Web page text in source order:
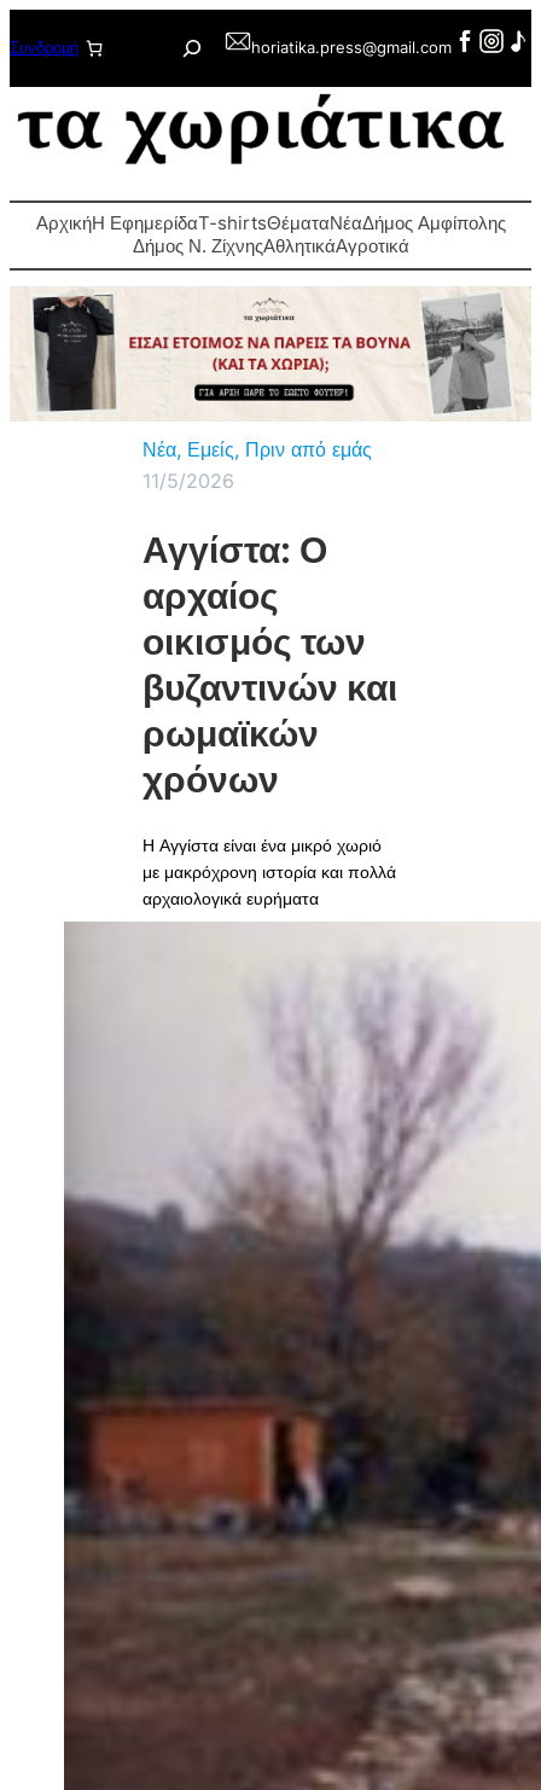
στο
περιεχόμενο
Συνδρομή Αναζήτησηhoriatika.press@gmail.com
ΑρχικήΗ ΕφημερίδαT-shirtsΘέματαΝέαΔήμος Αμφίπολης
Δήμος Ν. ΖίχνηςΑθλητικάΑγροτικά
Νέα, Εμείς, Πριν από εμάς
11/5/2026
Αγγίστα: Ο
αρχαίος
οικισμός των
βυζαντινών και
ρωμαϊκών
χρόνων
Η Αγγίστα είναι ένα μικρό χωριό
με μακρόχρονη ιστορία και πολλά
αρχαιολογικά ευρήματα